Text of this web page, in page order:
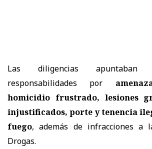
Las diligencias apuntaban
responsabilidades por
homicidio frustrado, lesiones
injustificados, porte y tenencia
fuego, además de infracciones a
Drogas.